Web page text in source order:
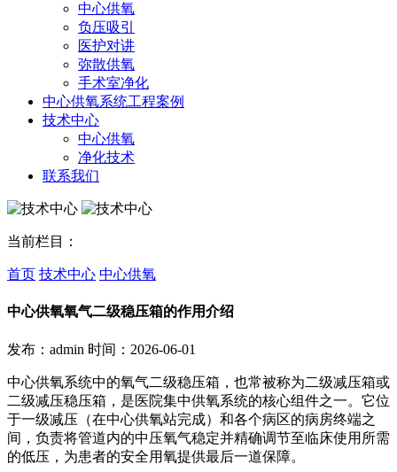
中心供氧
负压吸引
医护对讲
弥散供氧
手术室净化
中心供氧系统工程案例
技术中心
中心供氧
净化技术
联系我们
当前栏目：
首页 技术中心 中心供氧
中心供氧氧气二级稳压箱的作用介绍
发布：admin 时间：2026-06-01
中心供氧系统中的氧气二级稳压箱，也常被称为二级减压箱或
二级减压稳压箱，是医院集中供氧系统的核心组件之一。它位
于一级减压（在中心供氧站完成）和各个病区的病房终端之
间，负责将管道内的中压氧气稳定并精确调节至临床使用所需
的低压，为患者的安全用氧提供最后一道保障。